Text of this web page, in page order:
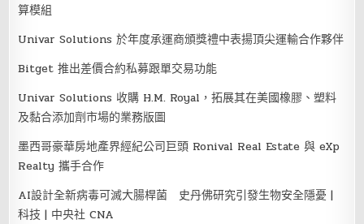
算模組
Univar Solutions 於年度承運商頒獎禮中表揚頂尖運輸合作夥伴
Bitget 推出差價合約私募跟單交易功能
Univar Solutions 收購 H.M. Royal，拓展其在美國橡膠、塑料
及黏合添加劑市場的業務版圖
墨西哥豪華房地產界經紀公司巨頭 Ronival Real Estate 與 eXp
Realty 攜手合作
AI設計全新病毒可滅大腸桿菌 史丹佛研究引發生物安全隱憂 |
科技 | 中央社 CNA